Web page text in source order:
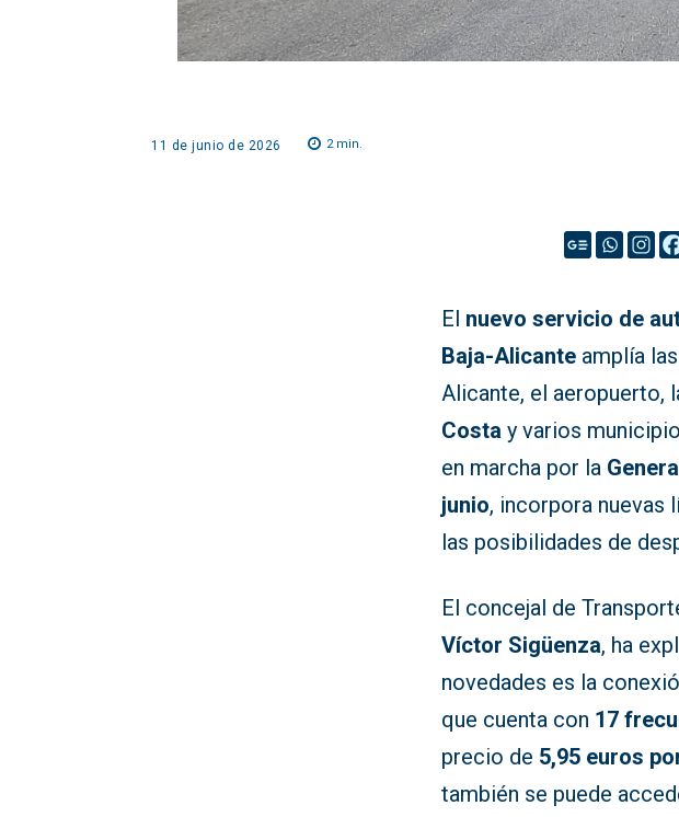
11 de junio de 2026 2min.
El nuevo servicio de
Baja-Alicante amplía
Alicante, el aeropuerto,
Costa y varios
en marcha por la
junio, incorpora nuevas
las posibilidades de
El concejal de
Víctor Sigüenza, ha
novedades es la
que cuenta con 17
precio de 5,95 euros
también se puede